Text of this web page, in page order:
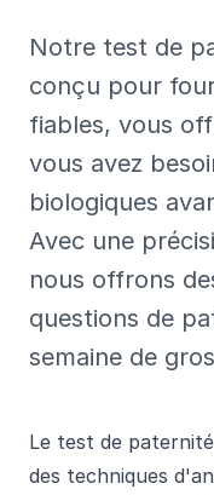
Notre test de
conçu pour
fiables, vous
vous avez
biologiques
Avec une
nous offrons
questions de
semaine de
Le test de
des techniques